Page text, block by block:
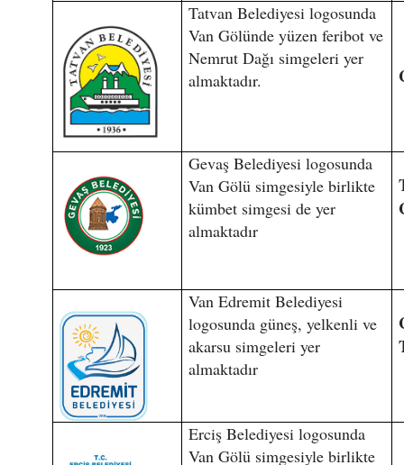
Tatvan Belediyesi logosunda
Van Gölünde yüzen feribot ve
Nemrut Dağı simgeleri yer
almaktadır.
Gevaş Belediyesi logosunda
Van Gölü simgesiyle birlikte
kümbet simgesi de yer
almaktadır
Van Edremit Belediyesi
logosunda güneş, yelkenli ve
akarsu simgeleri yer
almaktadır
Erciş Belediyesi logosunda
Van Gölü simgesiyle birlikte